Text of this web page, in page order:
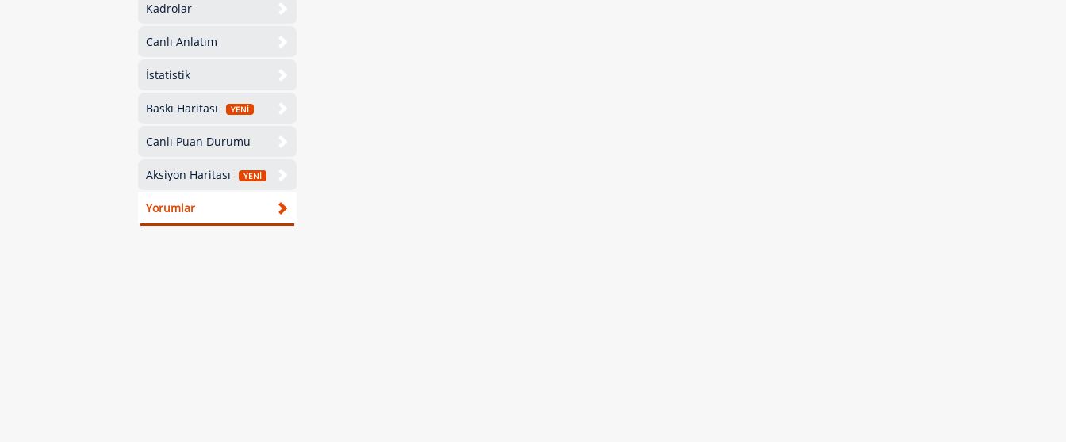
Kadrolar
Canlı Anlatım
İstatistik
Baskı Haritası YENİ
Canlı Puan Durumu
Aksiyon Haritası YENİ
Yorumlar